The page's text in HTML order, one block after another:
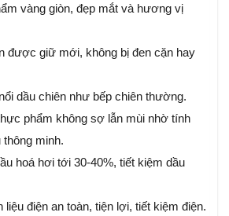
vàng giòn, đẹp mắt và hương vị
được giữ mới, không bị đen cặn hay
dầu chiên như bếp chiên thường.
phẩm không sợ lẫn mùi nhờ tính
thông minh.
hoá hơi tới 30-40%, tiết kiệm dầu
liệu điện an toàn, tiện lợi, tiết kiệm điện.